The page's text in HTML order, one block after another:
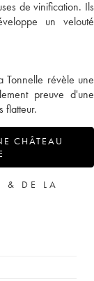
de vinification. Ils
un velouté
Tonnelle révèle une
preuve d'une
flatteur.
CHÂTEAU
& DE LA